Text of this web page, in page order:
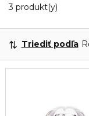
3 produkt(y)
Triediť podľa